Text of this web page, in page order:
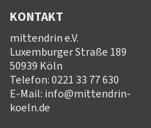
KONTAKT
mittendrin e.V.
Luxemburger Straße 189
50939 Köln
Telefon: 0221 33 77 630
E-Mail: info@mittendrin-
koeln.de